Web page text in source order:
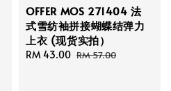
OFFER MOS 271404 法
式雪纺袖拼接蝴蝶结弹力
上衣 (现货实拍）
Sale
RM 43.00 Regular
RM 57.00